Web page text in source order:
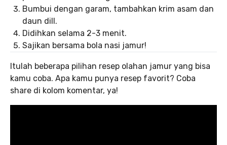
Bumbui dengan garam, tambahkan krim asam dan
daun dill.
Didihkan selama 2-3 menit.
Sajikan bersama bola nasi jamur!
Itulah beberapa pilihan resep olahan jamur yang bisa
kamu coba. Apa kamu punya resep favorit? Coba
share di kolom komentar, ya!